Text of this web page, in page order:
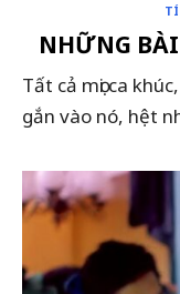
NHỮNG
Tất cả mọi ca
gắn vào nó, hệt